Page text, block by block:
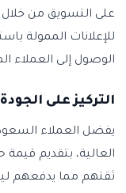
على التسويق من
للإعلانات الممولة
الوصول إلى العملاء
التركيز على الجودة
يفضل العملاء
العالية، بتقديم
ثقتهم مما يدفعهم